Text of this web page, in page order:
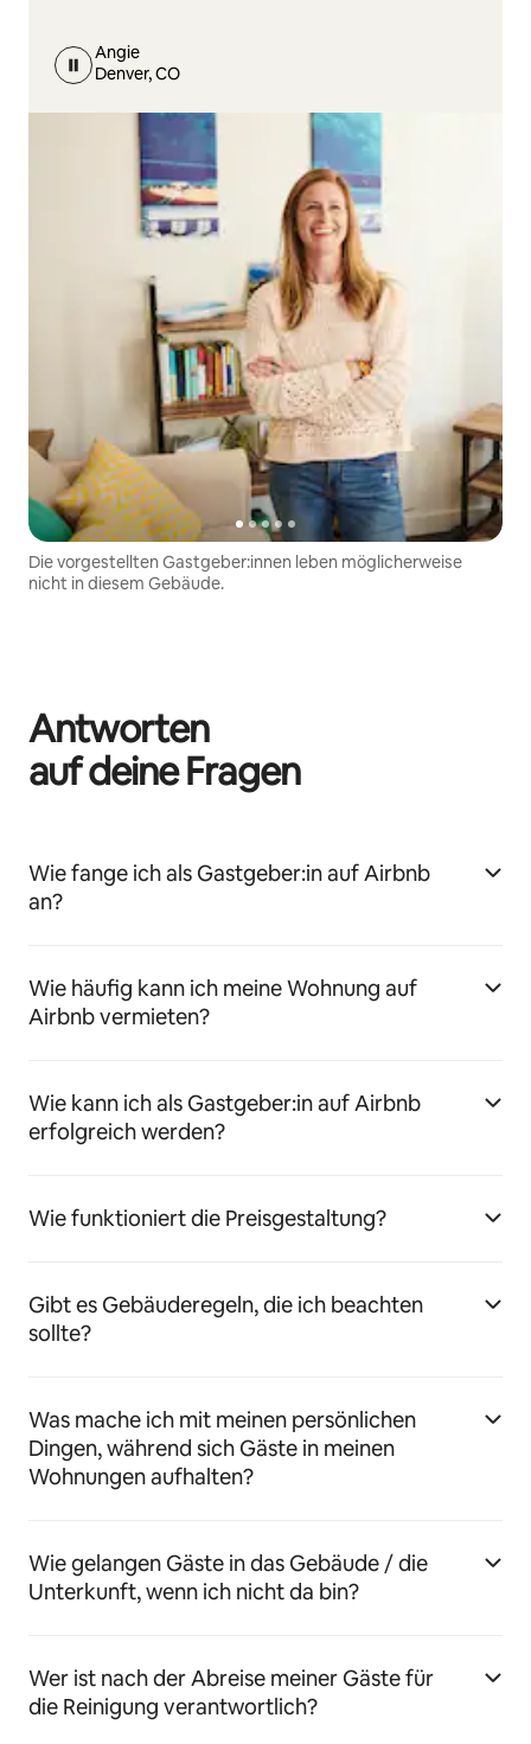
Angie
Denver, CO
Die vorgestellten Gastgeber:innen leben möglicherweise
nicht in diesem Gebäude.
Antworten
auf deine Fragen
Wie fange ich als Gastgeber:in auf Airbnb
an?
Wie häufig kann ich meine Wohnung auf
Airbnb vermieten?
Wie kann ich als Gastgeber:in auf Airbnb
erfolgreich werden?
Wie funktioniert die Preisgestaltung?
Gibt es Gebäuderegeln, die ich beachten
sollte?
Was mache ich mit meinen persönlichen
Dingen, während sich Gäste in meinen
Wohnungen aufhalten?
Wie gelangen Gäste in das Gebäude / die
Unterkunft, wenn ich nicht da bin?
Wer ist nach der Abreise meiner Gäste für
die Reinigung verantwortlich?